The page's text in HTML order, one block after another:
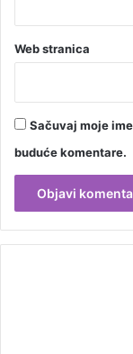
Web stranica
Sačuvaj moje
buduće komentare.